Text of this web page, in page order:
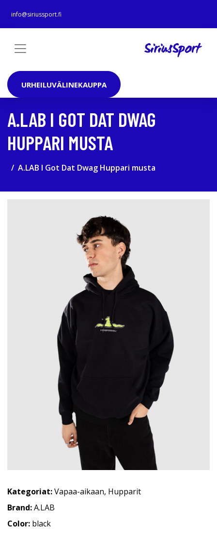
info@siriussport.fi
URHEILUVÄLINEKAUPPA
A.LAB I GOT DAT DWAG
HUPPARI MUSTA
A.LAB I Got Dat Dwag Huppari musta
Kategoriat:Vapaa-aikaan, Hupparit
Brand:A.LAB
Color: black